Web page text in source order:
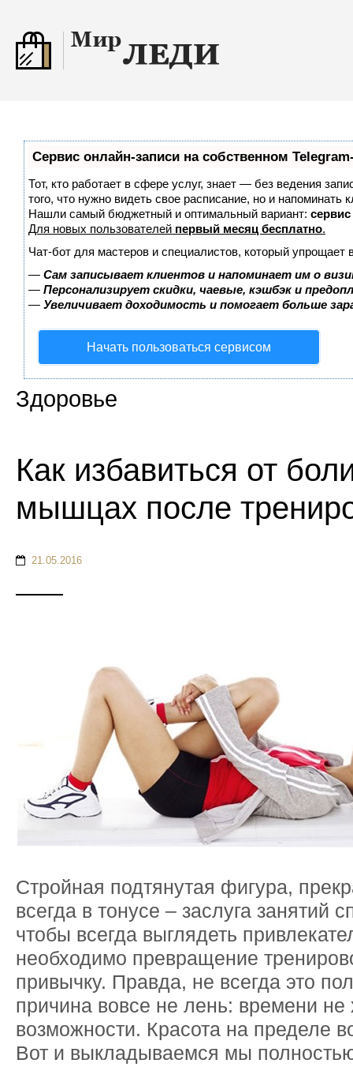
Сервис онлайн-записи на собственном
Тот, кто работает в сфере услуг, знает — без ведения
того, что нужно видеть свое расписание, но и напоминать
Нашли самый бюджетный и оптимальный вариант:
Для новых пользователей первый месяц бесплатно.
Чат-бот для мастеров и специалистов, который упрощает
— Сам записывает клиентов и напоминает им о
— Персонализирует скидки, чаевые, кэшбэк и
— Увеличивает доходимость и помогает больше
Начать пользоваться сервисом
Здоровье
Как избавиться от
мышцах после
21.05.2016
Стройная подтянутая фигура,
всегда в тонусе – заслуга занятий
чтобы всегда выглядеть
необходимо превращение
привычку. Правда, не всегда это
причина вовсе не лень: времени не
возможности. Красота на пределе
Вот и выкладываемся мы